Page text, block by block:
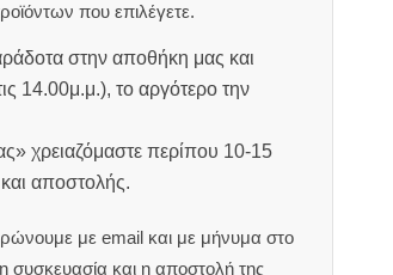
που επιλέγετε.
στην αποθήκη μας και
14.00μ.μ.), το αργότερο την
χρειαζόμαστε περίπου 10-15
αποστολής.
με email και με μήνυμα στο
συσκευασία και η αποστολή της